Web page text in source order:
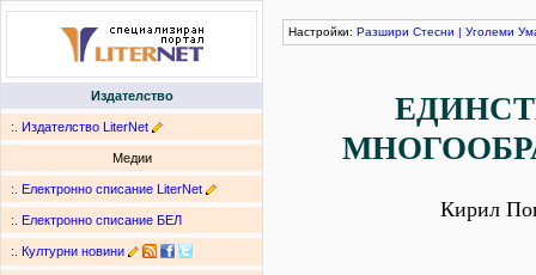
Издателство
:. Издателство LiterNet
Медии
:. Електронно списание LiterNet
:. Електронно списание БЕЛ
:. Културни новини
Настройки: Разшири Стесни | Уголеми
Кирил